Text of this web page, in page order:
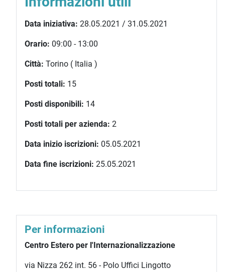
Data iniziativa: 28.05.2021 / 31.05.2021
Orario: 09:00 - 13:00
Città: Torino ( Italia )
Posti totali: 15
Posti disponibili: 14
Posti totali per azienda: 2
Data inizio iscrizioni: 05.05.2021
Data fine iscrizioni: 25.05.2021
Per informazioni
Centro Estero per l'Internazionalizzazione
via Nizza 262 int. 56 - Polo Uffici Lingotto